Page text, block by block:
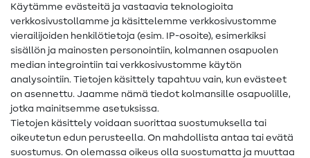
Ompelusanasto
Ompeluohjeet
Apua ja yhteystiedot
Yhteystiedot
Tietoa omistajanvaihdoksesta
Käytämme evästeitä ja vastaavia teknologioita
verkkosivustollamme ja käsittelemme verkkosivustomme
vierailijoiden henkilötietoja (esim. IP-osoite), esimerkiksi
sisällön ja mainosten personointiin, kolmannen osapuolen
median integrointiin tai verkkosivustomme käytön
analysointiin. Tietojen käsittely tapahtuu vain, kun evästeet
on asennettu. Jaamme nämä tiedot kolmansille osapuolille,
jotka mainitsemme asetuksissa.
Tietojen käsittely voidaan suorittaa suostumuksella tai
oikeutetun edun perusteella. On mahdollista antaa tai evätä
suostumus. On olemassa oikeus olla suostumatta ja muuttaa